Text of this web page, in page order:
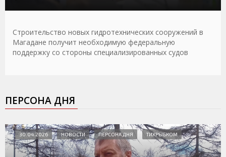
Строительство новых гидротехнических сооружений в
Магадане получит необходимую федеральную
поддержку со стороны специализированных судов
ПЕРСОНА ДНЯ
30.04.2026 НОВОСТИ ПЕРСОНА ДНЯ ТИХРЫБКОМ